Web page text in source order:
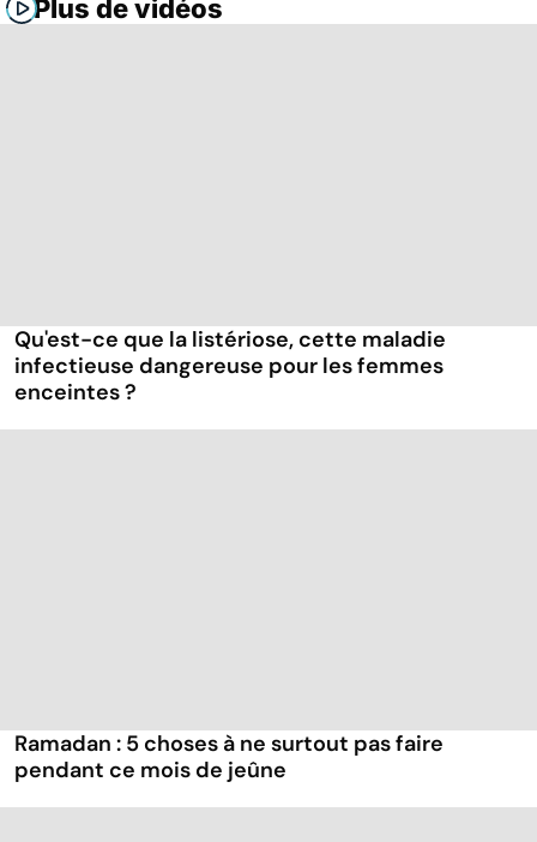
Plus de vidéos
Qu'est-ce que la listériose, cette maladie
infectieuse dangereuse pour les femmes
enceintes ?
Ramadan : 5 choses à ne surtout pas faire
pendant ce mois de jeûne